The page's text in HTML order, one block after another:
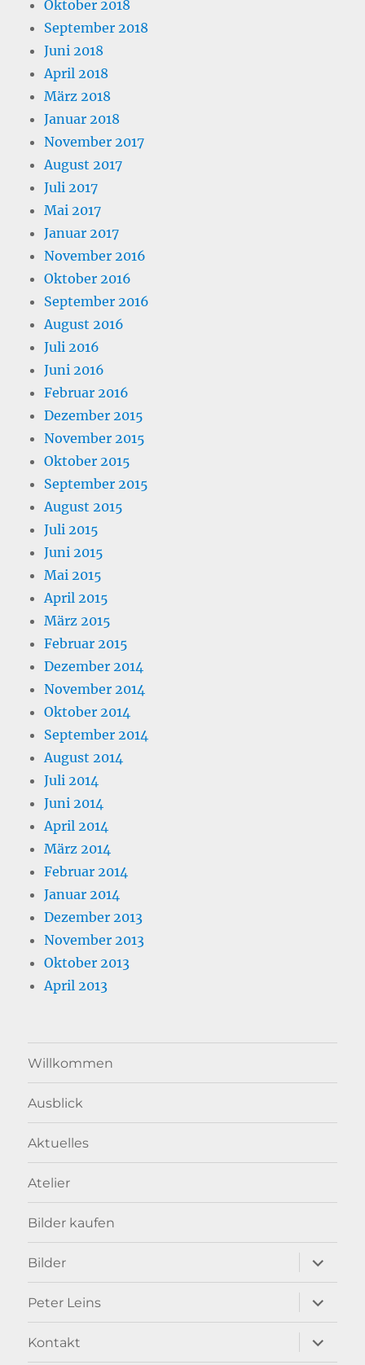
Oktober 2018
September 2018
Juni 2018
April 2018
März 2018
Januar 2018
November 2017
August 2017
Juli 2017
Mai 2017
Januar 2017
November 2016
Oktober 2016
September 2016
August 2016
Juli 2016
Juni 2016
Februar 2016
Dezember 2015
November 2015
Oktober 2015
September 2015
August 2015
Juli 2015
Juni 2015
Mai 2015
April 2015
März 2015
Februar 2015
Dezember 2014
November 2014
Oktober 2014
September 2014
August 2014
Juli 2014
Juni 2014
April 2014
März 2014
Februar 2014
Januar 2014
Dezember 2013
November 2013
Oktober 2013
April 2013
Willkommen
Ausblick
Aktuelles
Atelier
Bilder kaufen
Bilder
anzeigen
Peter Leins
anzeigen
Kontakt
anzeigen